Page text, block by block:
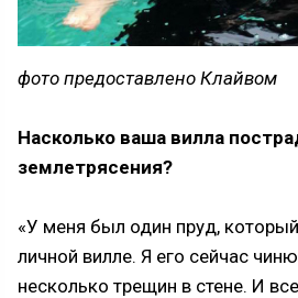
фото предоставлено Клайвом
Насколько ваша вилла
землетрясения?
«У меня был один пруд,
личной вилле. Я его сейчас
несколько трещин в стене. И